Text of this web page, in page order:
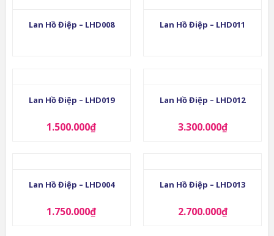
Lan Hồ Điệp – LHD008 Lan Hồ Điệp – LHD011
Lan Hồ Điệp – LHD019
1.500.000₫
Lan Hồ Điệp – LHD012
3.300.000₫
Lan Hồ Điệp – LHD004
1.750.000₫
Lan Hồ Điệp – LHD013
2.700.000₫